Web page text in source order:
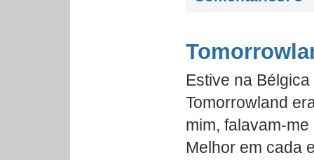
Estive na
Tomorrowland
mim, falavam-
Melhor em cada